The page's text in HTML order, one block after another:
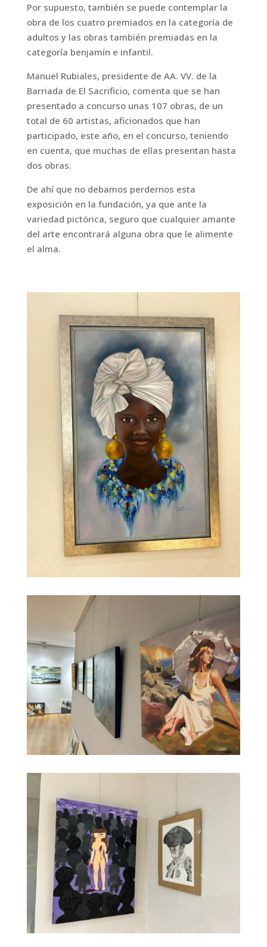
Por supuesto, también se puede contemplar la
obra de los cuatro premiados en la categoría de
adultos y las obras también premiadas en la
categoría benjamín e infantil.
Manuel Rubiales, presidente de AA. VV. de la
Barriada de El Sacrificio, comenta que se han
presentado a concurso unas 107 obras, de un
total de 60 artistas, aficionados que han
participado, este año, en el concurso, teniendo
en cuenta, que muchas de ellas presentan hasta
dos obras.
De ahí que no debamos perdernos esta
exposición en la fundación, ya que ante la
variedad pictórica, seguro que cualquier amante
del arte encontrará alguna obra que le alimente
el alma.